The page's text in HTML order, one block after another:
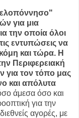
για μια
την οποία όλοι
εντυπώσεις να
και τώρα. Η
Περιφερειακή
για τον τόπο μας
και απόλυτα
άμεσα όσο και
για την
αγορές, με